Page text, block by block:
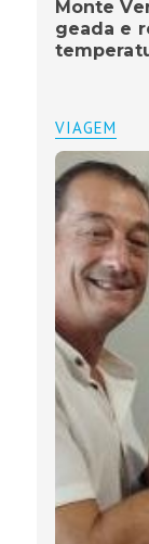
Monte
geada e
VIAGEM